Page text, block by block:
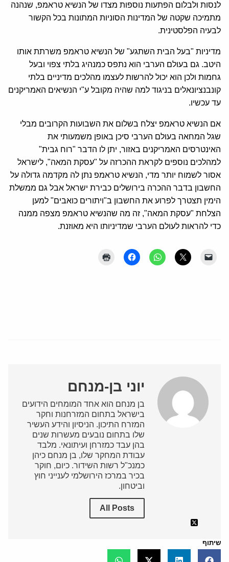
לנסות ולבלום הפתעות נוספות מצדו של הנשיא טראמפ, שנהנה
מתמיכה שקטה של המדינות הסוניות המתונות בכל הקשור
לבעיה הפלסטינית.
מדיניות "בעל הבית השתגע" של הנשיא טראמפ משרתת אותו
היטב. גם בעולם הערבי הוא נתפס כמנהיג בלתי צפוי ובעל
גחמות ולכן הוא יכול להרשות לעצמו מהלכים מדיניים בלתי
קונבנציונאלים בניגוד למה שהיה מקובל ע"י הנשיאים האמריקנים
עד עכשיו.
אם הנשיא טראמפ יצלח בשלום את השבועות הקרובים מבלי
שגל המחאה בעולם הערבי סיכן באופן משמעותי את
האינטרסים האמריקנים באזור, יתן לו הדבר "רוח גבית"
למהלכים נוספים לקראת ההכרזה על "עסקת המאה", לישראל
אסור לשמוח יותר מדי, הנשיא טראמפ נתן לה מקדמה גדולה על
החשבון בדבר ההכרה בירושלים כבירת ישראל אבל גם ממשלת
הימין תצטרך לפרוע את החשבון ב"ויתורים כואבים" למען
הצלחת "עסקת המאה", זה מה שהנשיא טראמפ מצפה ממנה
כדי להראות לעולם הערבי שמדיניותו היא מאוזנת.
יוני בן-מנחם
בן מנחם הוא אחד המומחים הידועים
בישראל בתחום המזרחנות וחקר
המזרח התיכון. הניסיון והידע העשיר
שלו בתחום נובעים מעשרות שנים
בהן עבד כמזרחן ועיתונאי. מלבד
עבודת המחקר שלו, בן מנחם כיהן
כמנכ"ל רשות השידור. כיום, חוקר
בכיר במרכז הירושלמי לענייני חוץ
וביטחון.
All Posts
שיתוף